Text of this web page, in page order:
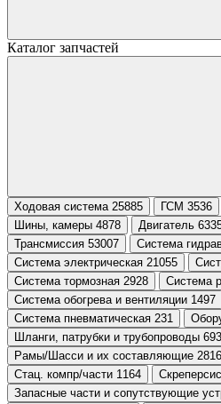
Каталог запчастей
Ходовая система 25885 ГСМ 3536
Шины, камеры 4878
Двигатель
Трансмиссия 53007
Система
Система электрическая 21055
Система тормозная 2928
Система
Система обогрева и вентиляции 1497
Система пневматическая 231
Шланги, патрубки и трубопроводы
Рамы/Шасси и их составляющие
Стац. компр/части 1164
Запасные части и сопутствующие